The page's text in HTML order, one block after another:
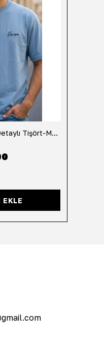
Yuvarlak Yaka Yazı Detaylı Tişört-Mavi
EKLE